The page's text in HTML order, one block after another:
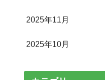
2025年11月
2025年10月